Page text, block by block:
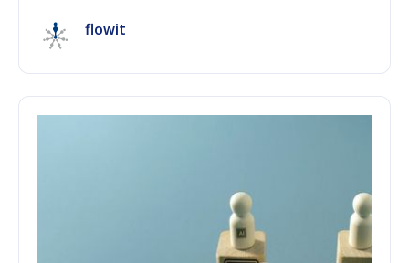
kontinuierliche Datenquelle und KI-basierte
Frühwarnsignale, die Muster in diesen Daten
erkennen, bevor sich Unzufriedenheit in
Kündigung übersetzt. Der praktische Nutzen
entsteht erst durch die Kombination beider
verlässliche Datenbasis. Dieser Leitfaden zeigt,
wie sich beide Bausteine 2026 praktisch
einführen lassen und worauf frontline-
orientierte Unternehmen dabei besonders
flowit